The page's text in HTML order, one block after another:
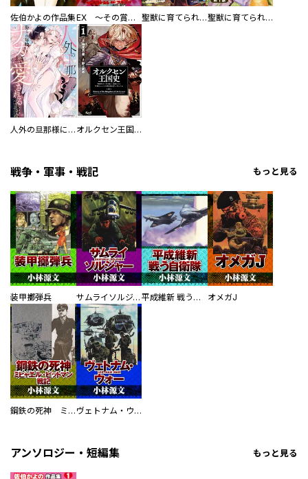
佐伯かよの作品集 EX ～その賞金稼ぎは、世界の出口を探す～【単行本版】 聖獣に育てられた少年の異世界ゆるり放浪記～神様からもらったチート魔法で、仲間たちとスローライフを満喫中～ 聖獣に育てられた少年の異世界ゆるり放浪記～神様からもらったチート魔法で、仲間たちとスローライフを満喫中～【分冊版】
人外の旦那様に娶られ毎晩ナカまで愛される…。アンソロジー オルクセン王国史
戦争・軍事・戦記 もっと見る
装甲擲弾兵 サムライソルジャー SAMURAI SOLDIER 平成維新 戦う自衛隊 オメガJ
鋼鉄の死神 ミヒャエル・ビットマン戦記 ヴェトナム・ウォー VIETNAM WAR
アンソロジー・短編集 もっと見る